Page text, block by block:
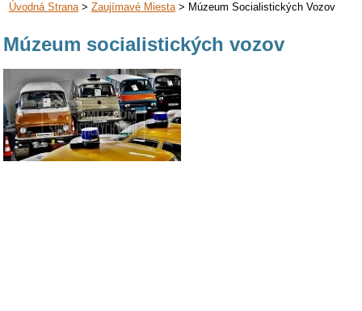
Úvodná Strana> Zaujímavé Miesta> Múzeum Socialistických Vozov
Múzeum socialistických vozov